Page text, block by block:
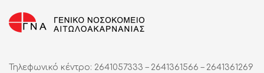
Τηλεφωνικό κέντρο: 2641057333 – 2641361566 – 2641361269